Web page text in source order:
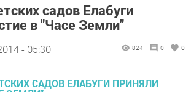
садов Елабуги
в "Часе Земли"
- 05:30 824 0 0